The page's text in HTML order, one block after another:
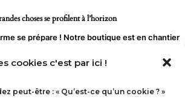
cookies c'est par ici !
peut-être : « Qu’est-ce qu’un cookie ? »
choses se profilent à l’horizon
se prépare ! Notre boutique est en chantier